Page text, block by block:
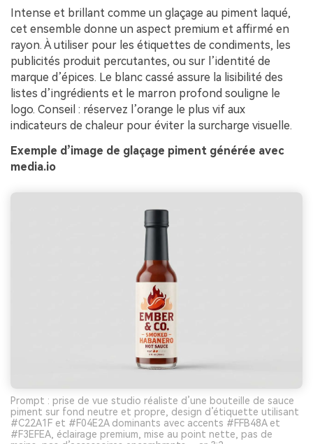
Intense et brillant comme un glaçage au piment laqué,
cet ensemble donne un aspect premium et affirmé en
rayon. À utiliser pour les étiquettes de condiments, les
publicités produit percutantes, ou sur l’identité de
marque d’épices. Le blanc cassé assure la lisibilité des
listes d’ingrédients et le marron profond souligne le
logo. Conseil : réservez l’orange le plus vif aux
indicateurs de chaleur pour éviter la surcharge visuelle.
Exemple d’image de glaçage piment générée avec
media.io
Prompt : prise de vue studio réaliste d’une bouteille de sauce
piment sur fond neutre et propre, design d’étiquette utilisant
#C22A1F et #F04E2A dominants avec accents #FFB48A et
#F3EFEA, éclairage premium, mise au point nette, pas de